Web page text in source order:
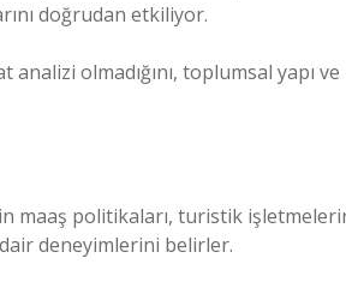
doğrudan etkiliyor.
olmadığını, toplumsal yapı ve
maaş politikaları, turistik
deneyimlerini belirler.